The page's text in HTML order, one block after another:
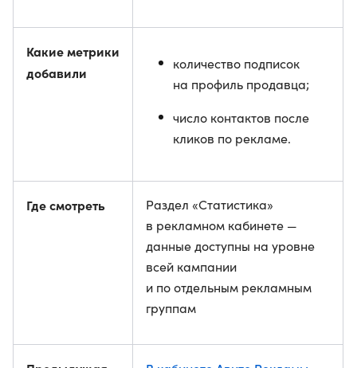
Какие метрики
добавили
количество подписок
на профиль продавца;
число контактов после
кликов по рекламе.
Где смотреть
Раздел «Статистика»
в рекламном кабинете —
данные доступны на уровне
всей кампании
и по отдельным рекламным
группам